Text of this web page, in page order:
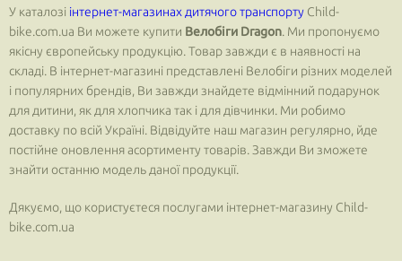
У каталозі інтернет-магазинах дитячого транспорту Child-
bike.com.ua Ви можете купити Велобіги Dragon. Ми пропонуємо
якісну європейську продукцію. Товар завжди є в наявності на
складі. В інтернет-магазині представлені Велобіги різних моделей
і популярних брендів, Ви завжди знайдете відмінний подарунок
для дитини, як для хлопчика так і для дівчинки. Ми робимо
доставку по всій Україні. Відвідуйте наш магазин регулярно, йде
постійне оновлення асортименту товарів. Завжди Ви зможете
знайти останню модель даної продукції.
Дякуємо, що користуєтеся послугами інтернет-магазину Child-
bike.com.ua